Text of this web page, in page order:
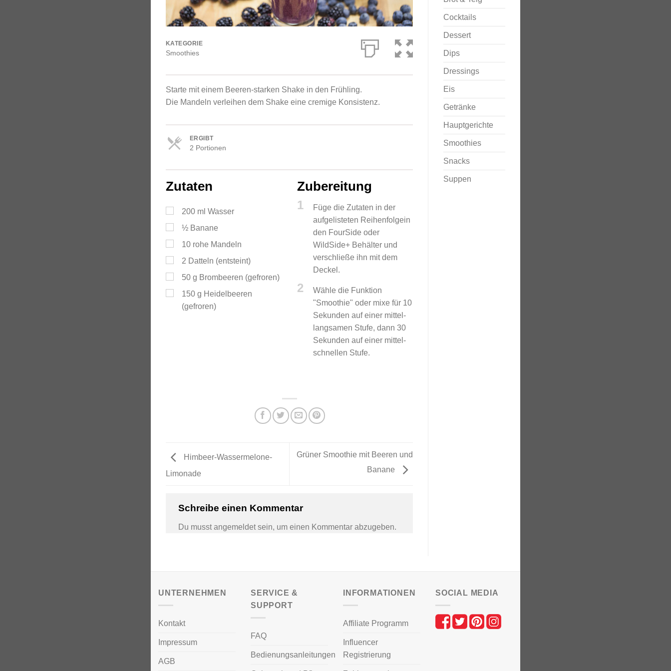
KATEGORIE
Smoothies
Starte mit einem Beeren-starken Shake in den Frühling.
Die Mandeln verleihen dem Shake eine cremige Konsistenz.
ERGIBT
2 Portionen
Zutaten
200 ml Wasser
½ Banane
10 rohe Mandeln
2 Datteln (entsteint)
50 g Brombeeren (gefroren)
150 g Heidelbeeren
(gefroren)
Zubereitung
1
Füge die Zutaten in der
aufgelisteten Reihenfolgein
den FourSide oder
WildSide+ Behälter und
verschließe ihn mit dem
Deckel.
2
Wähle die Funktion
"Smoothie" oder mixe für 10
Sekunden auf einer mittel-
langsamen Stufe, dann 30
Sekunden auf einer mittel-
schnellen Stufe.
Himbeer-Wassermelone-
Limonade
Grüner Smoothie mit Beeren und
Banane
Schreibe einen Kommentar
Du musstangemeldetsein, um einen Kommentar abzugeben.
Cocktails
Dessert
Dips
Dressings
Eis
Getränke
Hauptgerichte
Smoothies
Snacks
Suppen
UNTERNEHMEN
Kontakt
Impressum
AGB
SERVICE &
SUPPORT
FAQ
Bedienungsanleitungen
INFORMATIONEN
Affiliate Programm
Influencer
Registrierung
SOCIAL MEDIA